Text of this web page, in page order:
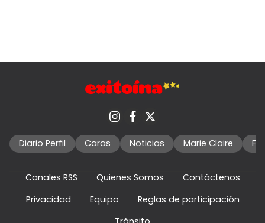
Diario Perfil Caras Noticias Marie Claire
Canales RSS Quienes Somos
Contáctenos
Privacidad
Equipo
Reglas de participación